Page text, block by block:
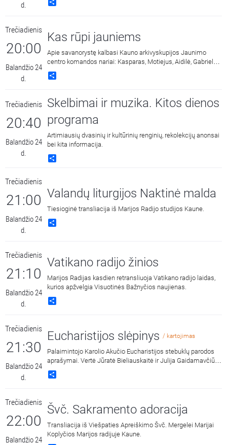
d.
Trečiadienis
20:00
Balandžio 24
d.
Kas rūpi jauniems
Apie savanorystę kalbasi Kauno arkivyskupijos Jaunimo
centro komandos nariai: Kasparas, Motiejus, Aidilė, Gabrielė.
Laidą veda Monika ir Andrius.
Trečiadienis
20:40
Balandžio 24
d.
Skelbimai ir muzika. Kitos dienos
programa
Artimiausių dvasinių ir kultūrinių renginių, rekolekcijų anonsai
bei kita informacija.
Trečiadienis
21:00
Balandžio 24
d.
Valandų liturgijos Naktinė malda
Tiesioginė transliacija iš Marijos Radijo studijos Kaune.
Trečiadienis
21:10
Balandžio 24
d.
Vatikano radijo žinios
Marijos Radijas kasdien retransliuoja Vatikano radijo laidas,
kurios apžvelgia Visuotinės Bažnyčios naujienas.
Trečiadienis
21:30
Balandžio 24
d.
Eucharistijos slėpinys / kartojimas
Palaimintojo Karolio Akučio Eucharistijos stebuklų parodos
aprašymai. Vertė Jūratė Bieliauskaitė ir Julija Gaidamavčiūtė.
Skaito Austėja Brazauskaitė.
Trečiadienis
22:00
Balandžio 24
Švč. Sakramento adoracija
Transliacija iš Viešpaties Apreiškimo Švč. Mergelei Marijai
Koplyčios Marijos radijuje Kaune.